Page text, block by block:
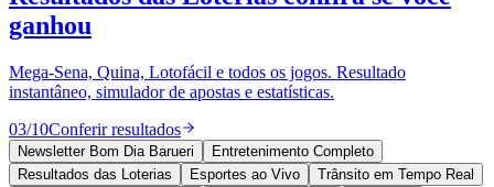
Ceará